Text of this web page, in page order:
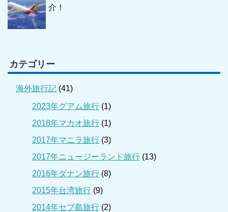
介！
カテゴリー
海外旅行記 (41)
2023年グアム旅行 (1)
2018年マカオ旅行 (1)
2017年マニラ旅行 (3)
2017年ニュージーランド旅行 (13)
2016年ダナン旅行 (8)
2015年台湾旅行 (9)
2014年セブ島旅行 (2)